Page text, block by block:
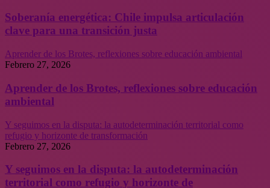
Soberanía energética: Chile impulsa articulación
clave para una transición justa
Aprender de los Brotes, reflexiones sobre educación ambiental
Febrero 27, 2026
Aprender de los Brotes, reflexiones sobre educación
ambiental
Y seguimos en la disputa: la autodeterminación territorial como
refugio y horizonte de transformación
Febrero 27, 2026
Y seguimos en la disputa: la autodeterminación
territorial como refugio y horizonte de